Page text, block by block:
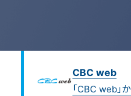
CBC web
「CBC web」